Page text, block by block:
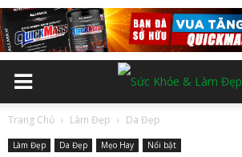
Trang Chủ Làm Đẹp Da Đẹp
Làm Đẹp Da Đẹp Mẹo Hay Nổi bật